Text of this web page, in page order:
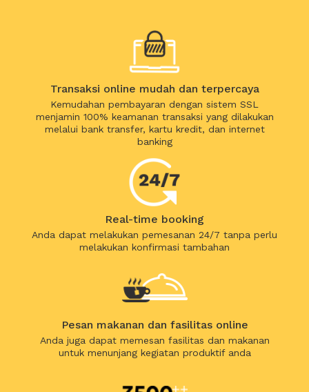
Transaksi online mudah dan terpercaya
Kemudahan pembayaran dengan sistem SSL
menjamin 100% keamanan transaksi yang dilakukan
melalui bank transfer, kartu kredit, dan internet
banking
Real-time booking
Anda dapat melakukan pemesanan 24/7 tanpa perlu
melakukan konfirmasi tambahan
Pesan makanan dan fasilitas online
Anda juga dapat memesan fasilitas dan makanan
untuk menunjang kegiatan produktif anda